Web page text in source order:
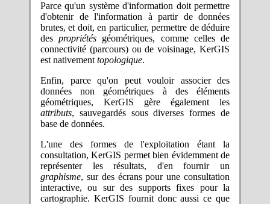
Parce qu'un système d'information doit permettre
d'obtenir de l'information à partir de données
brutes, et doit, en particulier, permettre de déduire
despropriétés géométriques, comme celles de
connectivité (parcours) ou de voisinage, KerGIS
est nativementtopologique.
Enfin, parce qu'on peut vouloir associer des
données non géométriques à des éléments
géométriques, KerGIS gère également les
attributs, sauvegardés sous diverses formes de
base de données.
L'une des formes de l'exploitation étant la
consultation, KerGIS permet bien évidemment de
représenter les résultats, d'en fournir un
graphisme, sur des écrans pour une consultation
interactive, ou sur des supports fixes pour la
cartographie. KerGIS fournit donc aussi ce que